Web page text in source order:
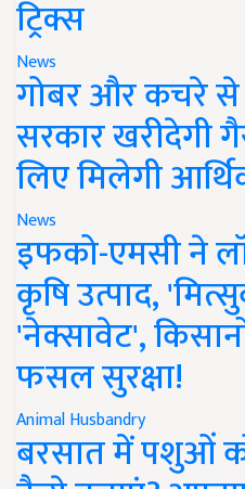
ट्रिक्स
News
गोबर और कचरे से
सरकार खरीदेगी
लिए मिलेगी
News
इफको-एमसी ने
कृषि उत्पाद,
'नेक्सावेट',
फसल सुरक्षा!
Animal Husbandry
बरसात में पशुओं